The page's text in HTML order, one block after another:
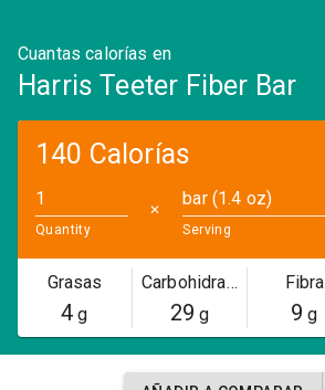
Cuantas calorías en
Harris Teeter Fiber Bar
140 Calorías
Quantity
✕
bar (1.4 oz)
Serving
Grasas
4 g
Carbohidratos
29 g
Fibra
9 g